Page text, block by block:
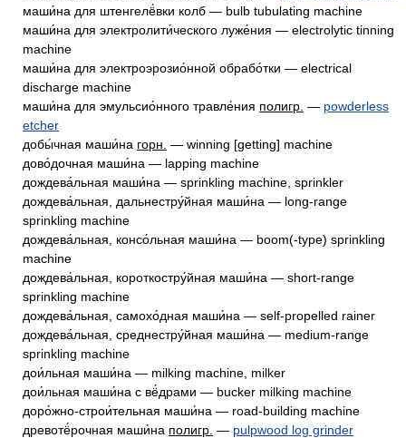
маши́на для штенгелё́вки колб — bulb tubulating machine
маши́на для электролити́ческого луже́ния — electrolytic tinning
machine
маши́на для электроэрозио́нной обрабо́тки — electrical
discharge machine
маши́на для эмульсио́нного травле́ния полигр. — powderless
etcher
добы́чная маши́на горн. — winning [getting] machine
дово́дочная маши́на — lapping machine
дождева́льная маши́на — sprinkling machine, sprinkler
дождева́льная, дальнестру́йная маши́на — long-range
sprinkling machine
дождева́льная, консо́льная маши́на — boom(-type) sprinkling
machine
дождева́льная, короткостру́йная маши́на — short-range
sprinkling machine
дождева́льная, самохо́дная маши́на — self-propelled rainer
дождева́льная, среднестру́йная маши́на — medium-range
sprinkling machine
дои́льная маши́на — milking machine, milker
дои́льная маши́на с вё́драми — bucker milking machine
доро́жно-строи́тельная маши́на — road-building machine
древотё́рочная маши́на полигр. — pulpwood log grinder